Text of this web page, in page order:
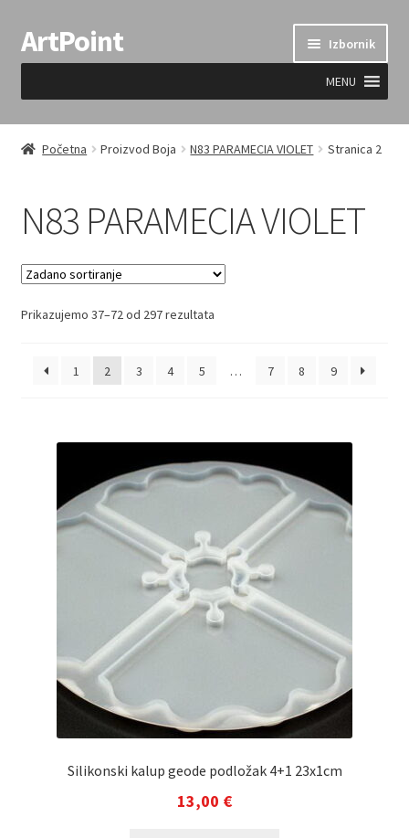
Preskoči
na
Skoči
do
ArtPoint Izbornik
MENU
Uvjeti prodaje
Početna Proizvod Boja N83 PARAMECIA VIOLET Stranica 2
N83 PARAMECIA VIOLET
Prikazujemo 37–72 od 297 rezultata
1 2 3 4 5 … 7 8 9
Silikonski kalup geode podložak 4+1 23x1cm
13,00 €